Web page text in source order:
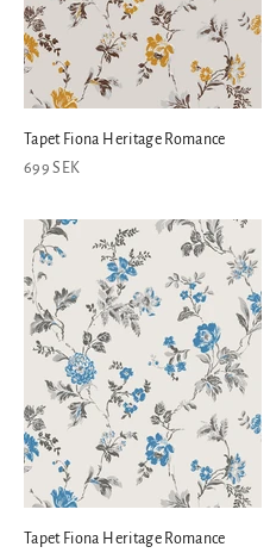
Tapet Fiona Heritage Romance
REA-pris
699 SEK
Tapet Fiona Heritage Romance